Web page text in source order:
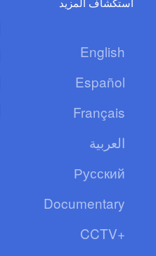
English
Español
Français
العربية
Русский
Documentary
CCTV+